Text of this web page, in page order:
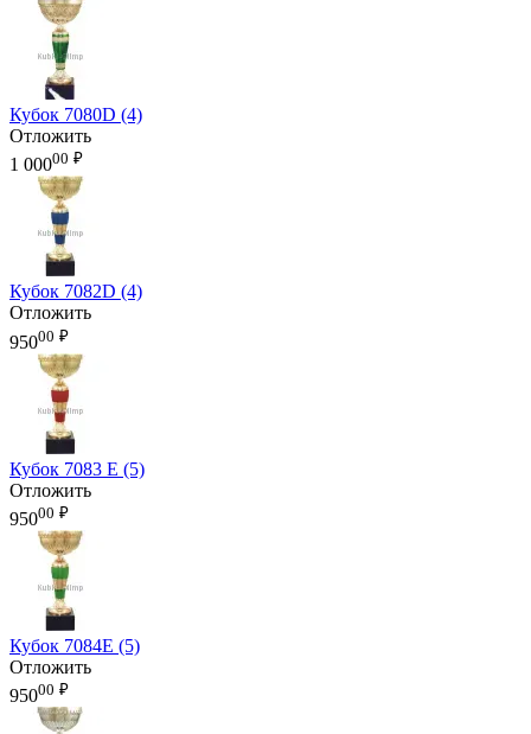
Кубок 7080D (4)
Отложить
1 00000 ₽
Кубок 7082D (4)
Отложить
95000 ₽
Кубок 7083 E (5)
Отложить
95000 ₽
Кубок 7084E (5)
Отложить
95000 ₽